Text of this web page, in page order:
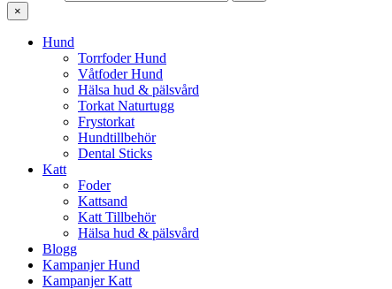
×
Hund
Torrfoder Hund
Våtfoder Hund
Hälsa hud & pälsvård
Torkat Naturtugg
Frystorkat
Hundtillbehör
Dental Sticks
Katt
Foder
Kattsand
Katt Tillbehör
Hälsa hud & pälsvård
Blogg
Kampanjer Hund
Kampanjer Katt